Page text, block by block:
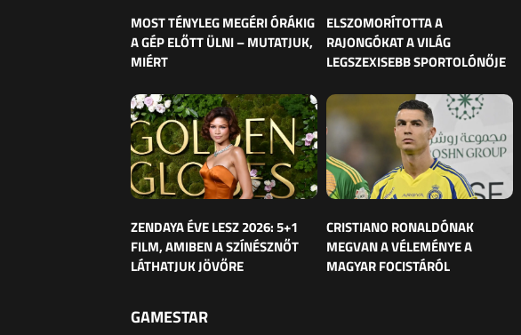
MOST TÉNYLEG MEGÉRI ÓRÁKIG
A GÉP ELŐTT ÜLNI – MUTATJUK,
MIÉRT
ELSZOMORÍTOTTA A
RAJONGÓKAT A VILÁG
LEGSZEXISEBB SPORTOLÓNŐJE
ZENDAYA ÉVE LESZ 2026: 5+1
FILM, AMIBEN A SZÍNÉSZNŐT
LÁTHATJUK JÖVŐRE
CRISTIANO RONALDÓNAK
MEGVAN A VÉLEMÉNYE A
MAGYAR FOCISTÁRÓL
GAMESTAR